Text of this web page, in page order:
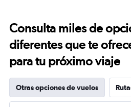
Consulta miles de
diferentes que te
para tu próximo viaje
Otras opciones de vuelos